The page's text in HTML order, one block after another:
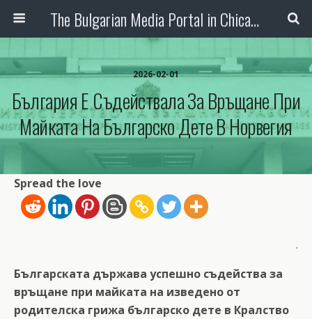
The Bulgarian Media Portal in Chicago
2026-02-01
България Е Съдействала За Връщане При
Майката На Българско Дете В Норвегия
Spread the love
.
Българската държава успешно съдейства за
връщане при майката на изведено от
родителска грижа българско дете в Кралство